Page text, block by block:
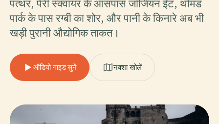
पत्थर, पेरी स्क्वायर के आसपास जॉर्जियन ईंट, थोमंड
पार्क के पास रग्बी का शोर, और पानी के किनारे अब भी
खड़ी पुरानी औद्योगिक ताकत।
ऑडियो गाइड सुनें नक्शा खोलें